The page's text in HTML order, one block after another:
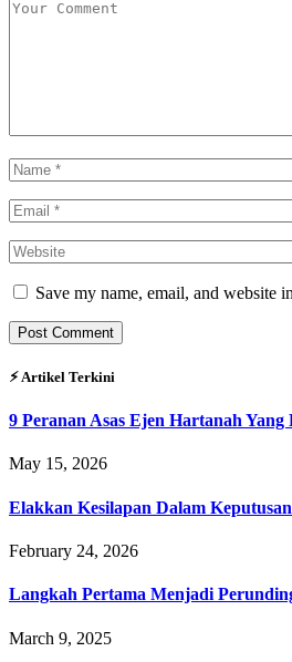
Save my name, email, and website
⚡︎ Artikel Terkini
9 Peranan Asas Ejen Hartanah
May 15, 2026
Elakkan Kesilapan Dalam
February 24, 2026
Langkah Pertama Menjadi
March 9, 2025